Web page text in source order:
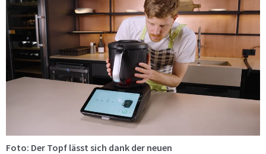
Foto: Der Topf lässt sich dank der neuen